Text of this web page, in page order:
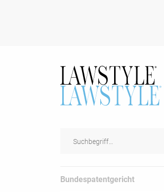
Bundespatentgericht